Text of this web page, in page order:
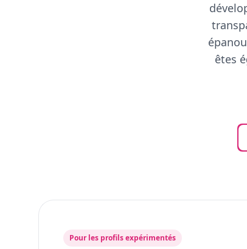
êtes
Pour les profils expérimentés